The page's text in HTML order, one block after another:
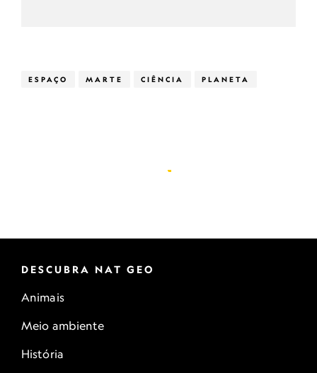
ESPAÇO MARTE CIÊNCIA PLANETA
DESCUBRA NAT GEO
Animais
Meio ambiente
História